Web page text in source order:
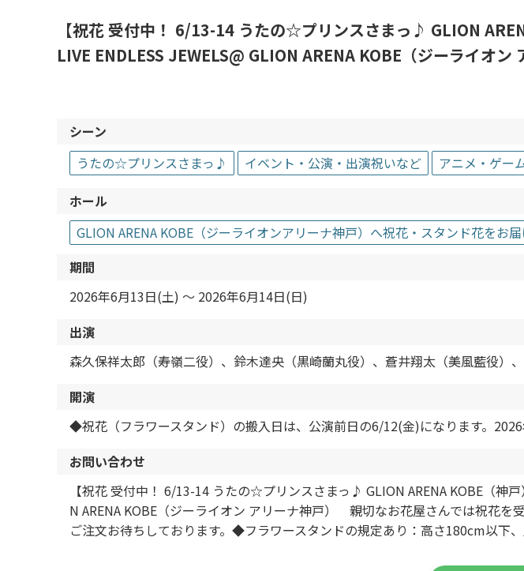
【祝花 受付中！ 6/13-14 うたの☆プリンスさまっ♪ GLION
LIVE ENDLESS JEWELS@ GLION ARENA KOBE（ジーライオ
シーン
うたの☆プリンスさまっ♪
イベント・公演・出演祝いなど
アニメ・ゲー
ホール
GLION ARENA KOBE（ジーライオンアリーナ神戸）へ祝花・スタンド花をお
期間
2026年6月13日(土) 〜 2026年6月14日(日)
出演
森久保祥太郎（寿嶺二役）、鈴木達央（黒崎蘭丸役）、蒼井翔太（美風藍役）、
開演
◆祝花（フラワースタンド）の搬入日は、公演前日の6/12(金)になります。
お問い合わせ
【祝花 受付中！ 6/13-14 うたの☆プリンスさまっ♪ GLION ARENA KOBE（神
N ARENA KOBE（ジーライオン アリーナ神戸） 親切なお花屋さんでは祝花を
ご注文お待ちしております。◆フラワースタンドの規定あり：高さ180cm以下